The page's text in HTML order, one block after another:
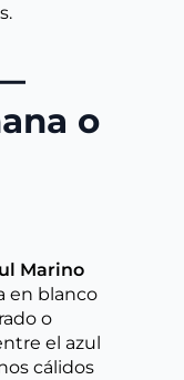
o
Marino
en blanco
o
el azul
cálidos